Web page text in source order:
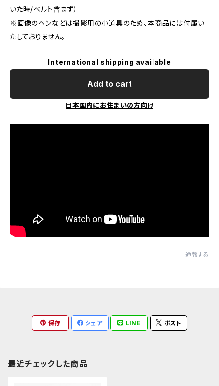
いた時/ベルト含まず）
※画像のペンなどは撮影用の小道具のため、本商品には付属い
たしておりません。
International shipping available
Add to cart
日本国内にお住まいの方向け
通報する
保存 シェア LINE ポスト
最近チェックした商品